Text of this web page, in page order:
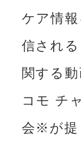
ケア情
信され
関する
コモ チ
会※が提